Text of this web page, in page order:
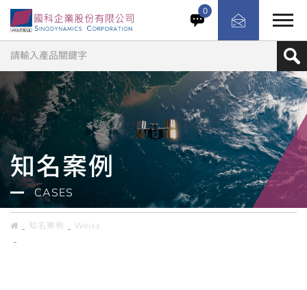
國內某知名第三方檢測單位採購高變率溫溼度循環篩選櫃
ESS C/2000/70/5並額外選配冷凝模擬系統以符合歐洲車
廠規範如:VW 80000 LV 124 K15, 及 BMW-GS 95011-
4 (2010-06)等相關規範。
0
知名案例
CASES
知名案例
Weiss